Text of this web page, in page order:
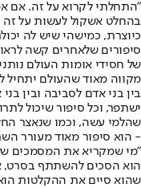
"התחלתי לקרוא על זה. אם
בהחלט אשקול לעשות על
כיוצרת, כמישהי שיש לה
סיפורים שלאחרים קשה
של חסידי אומות העולם
מקווה מאוד שהעולם יתחיל
בין בני אדם לסביבה ובין
ישתפר, וכל סיפור שיכול
שהלמי עשה, וכמו שנאצר
- הוא סיפור מאוד מעורר
"מי שמקריא את המסמכים
הוא הסכים להשתתף בסרט,
שהוא סיים את ההקלטות